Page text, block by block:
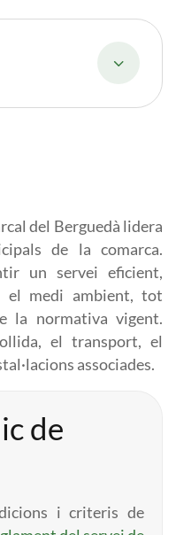
del Berguedà lidera
de la comarca.
un servei eficient,
el medi ambient, tot
la normativa vigent.
el transport, el
associades.
de
i criteris de